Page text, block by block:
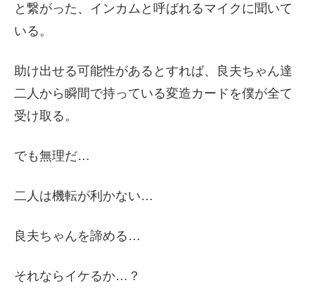
と繋がった、インカムと呼ばれるマイクに聞いて
いる。
助け出せる可能性があるとすれば、良夫ちゃん達
二人から瞬間で持っている変造カードを僕が全て
受け取る。
でも無理だ…
二人は機転が利かない…
良夫ちゃんを諦める…
それならイケるか…？